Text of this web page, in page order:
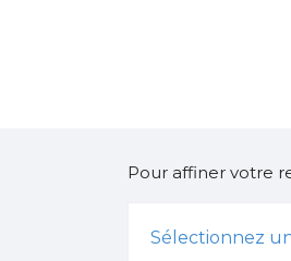
Pour affiner votre
Sélectionnez